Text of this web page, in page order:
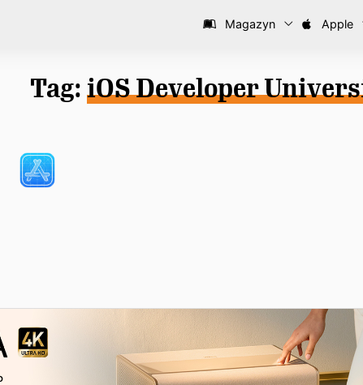
Magazyn Apple
Tag: iOS Developer